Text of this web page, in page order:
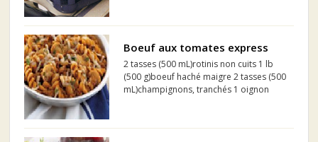
hachées finement 1 c. à tab (15 ml)
Boeuf aux tomates express
2 tasses (500 mL)rotinis non cuits 1 lb
(500 g)boeuf haché maigre 2 tasses (500
mL)champignons, tranchés 1 oignon
1/4 tasse (60 mL)eau 1 c. à s. (15